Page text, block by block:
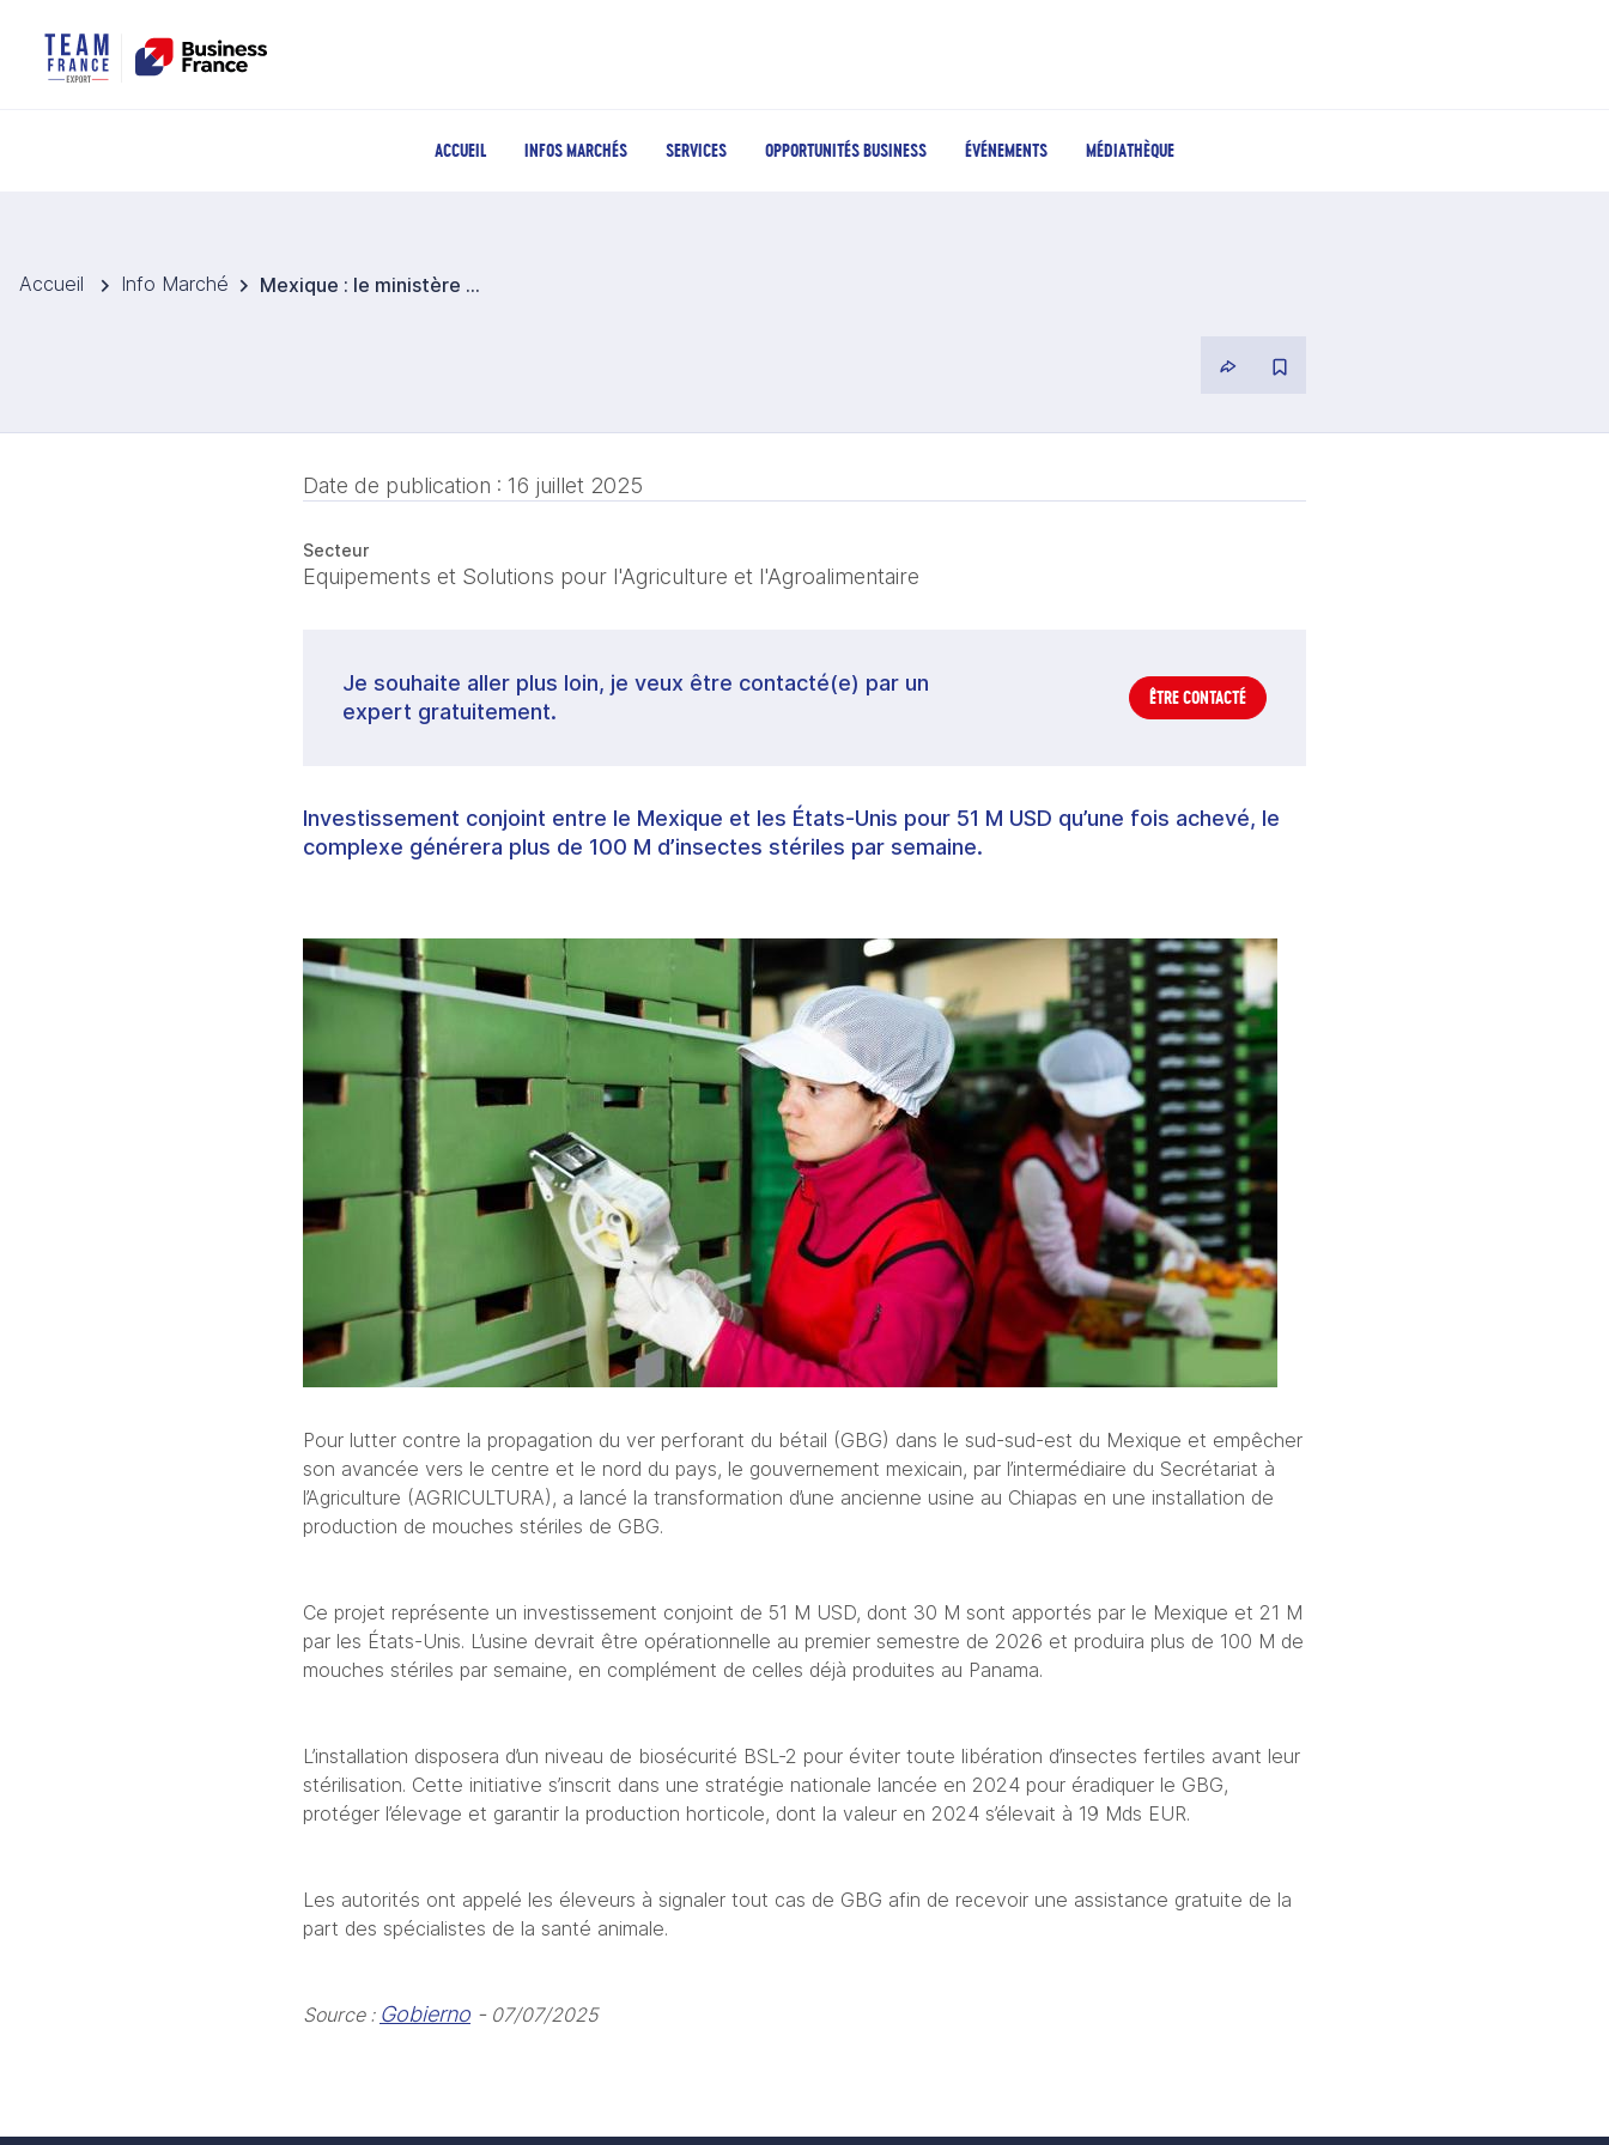
ACCUEIL INFOS MARCHÉS SERVICES OPPORTUNITÉS BUSINESS ÉVÉNEMENTS MÉDIATHÈQUE
Accueil Info Marché Mexique : le ministère de l’Agriculture lance une nouvelle usine de production de mouches stériles
Date de publication : 16 juillet 2025
Secteur
Equipements et Solutions pour l'Agriculture et l'Agroalimentaire
Je souhaite aller plus loin, je veux être contacté(e) par un
expert gratuitement.
ÊTRE CONTACTÉ
Investissement conjoint entre le Mexique et les États-Unis pour 51 M USD qu’une fois achevé, le
complexe générera plus de 100 M d’insectes stériles par semaine.
Pour lutter contre la propagation du ver perforant du bétail (GBG) dans le sud-sud-est du Mexique et empêcher
son avancée vers le centre et le nord du pays, le gouvernement mexicain, par l’intermédiaire du Secrétariat à
l’Agriculture (AGRICULTURA), a lancé la transformation d’une ancienne usine au Chiapas en une installation de
production de mouches stériles de GBG.
Ce projet représente un investissement conjoint de 51 M USD, dont 30 M sont apportés par le Mexique et 21 M
par les États-Unis. L’usine devrait être opérationnelle au premier semestre de 2026 et produira plus de 100 M de
mouches stériles par semaine, en complément de celles déjà produites au Panama.
L’installation disposera d’un niveau de biosécurité BSL-2 pour éviter toute libération d’insectes fertiles avant leur
stérilisation. Cette initiative s’inscrit dans une stratégie nationale lancée en 2024 pour éradiquer le GBG,
protéger l’élevage et garantir la production horticole, dont la valeur en 2024 s’élevait à 19 Mds EUR.
Les autorités ont appelé les éleveurs à signaler tout cas de GBG afin de recevoir une assistance gratuite de la
part des spécialistes de la santé animale.
Source : Gobierno - 07/07/2025